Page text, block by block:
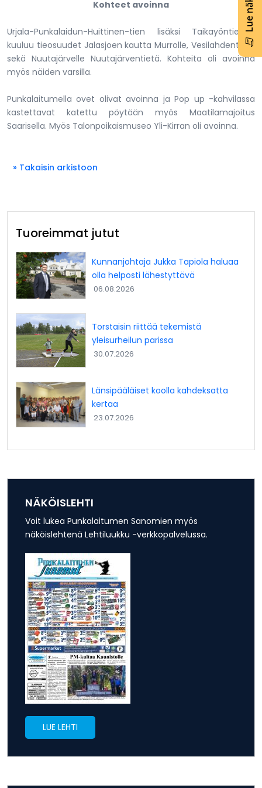
Kohteet avoinna
Urjala-Punkalaidun-Huittinen-tien lisäksi Taikayöntiehen
kuuluu tieosuudet Jalasjoen kautta Murrolle, Vesilahdentiellä
sekä Nuutajärvelle Nuutajärventietä. Kohteita oli avoinna
myös näiden varsilla.
Punkalaitumella ovet olivat avoinna ja Pop up -kahvilassa
kastettavat katettu pöytään myös Maatilamajoitus
Saarisella. Myös Talonpoikaismuseo Yli-Kirran oli avoinna.
» Takaisin arkistoon
Tuoreimmat jutut
Kunnanjohtaja Jukka Tapiola haluaa
olla helposti lähestyttävä
06.08.2026
Torstaisin riittää tekemistä
yleisurheilun parissa
30.07.2026
Länsipääläiset koolla kahdeksatta
kertaa
23.07.2026
NÄKÖISLEHTI
Voit lukea Punkalaitumen Sanomien myös
näköislehtenä Lehtiluukku -verkkopalvelussa.
LUE LEHTI